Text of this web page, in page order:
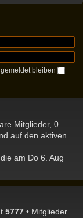
bleiben
Mitglieder, 0
auf den aktiven
am Do 6. Aug
5777 • Mitglieder